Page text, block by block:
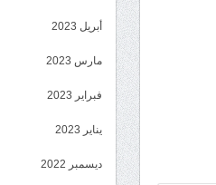
أبريل 2023
مارس 2023
فبراير 2023
يناير 2023
ديسمبر 2022